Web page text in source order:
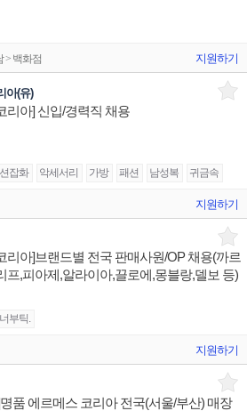
> 백화점 지원하기
아(유)
리아] 신입/경력직 채용
잡화 악세서리 가방 패션 남성복 귀금속
지원하기
리아]브랜드별 전국 판매사원/OP 채용(까르
프,피아제,알라이아,끌로에,몽블랑,델보 등)
부틱.
지원하기
품 에르메스 코리아 전국(서울/부산) 매장